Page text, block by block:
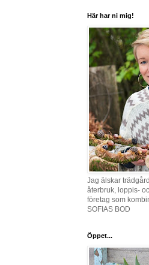
Här har ni mig!
Jag älskar
återbruk, loppis-
företag som
SOFIAS BOD
Öppet...